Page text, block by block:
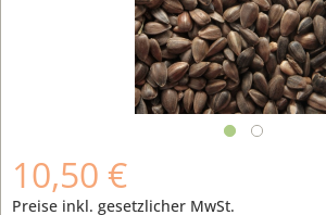
10,50 €
Preise inkl. gesetzlicher MwSt.